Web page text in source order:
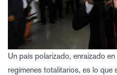
Un país polarizado, enraizado
regímenes totalitarios, es lo que